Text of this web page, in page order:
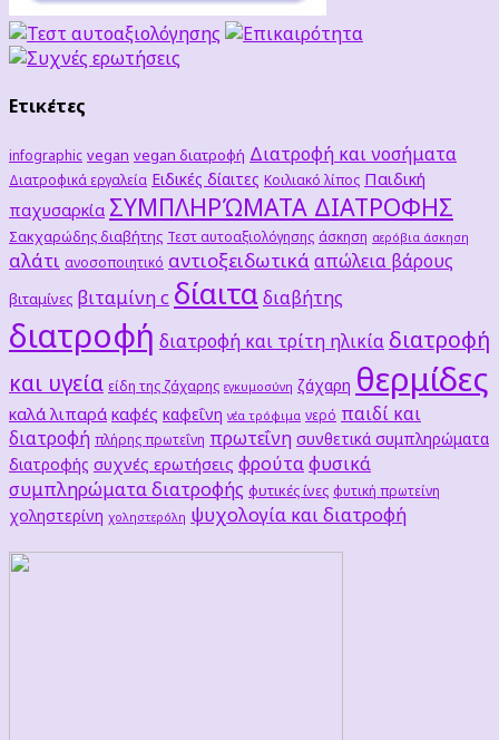
Ετικέτες
infographic vegan vegan διατροφή Διατροφή και νοσήματα
Διατροφικά εργαλεία Ειδικές δίαιτες Κοιλιακό λίπος Παιδική
παχυσαρκία ΣΥΜΠΛΗΡΏΜΑΤΑ ΔΙΑΤΡΟΦΗΣ
Σακχαρώδης διαβήτης Τεστ αυτοαξιολόγησης άσκηση αερόβια άσκηση
αλάτι ανοσοποιητικό αντιοξειδωτικά απώλεια βάρους
βιταμίνες βιταμίνη c δίαιτα διαβήτης
διατροφή διατροφή και τρίτη ηλικία διατροφή
και υγεία είδη της ζάχαρης εγκυμοσύνη ζάχαρη θερμίδες
καλά λιπαρά καφές καφεΐνη νέα τρόφιμα νερό παιδί και
διατροφή πλήρης πρωτεΐνη πρωτεΐνη συνθετικά συμπληρώματα
διατροφής συχνές ερωτήσεις φρούταφυσικά
συμπληρώματα διατροφής φυτικές ίνες φυτική πρωτείνη
χοληστερίνη χοληστερόλη ψυχολογία και διατροφή